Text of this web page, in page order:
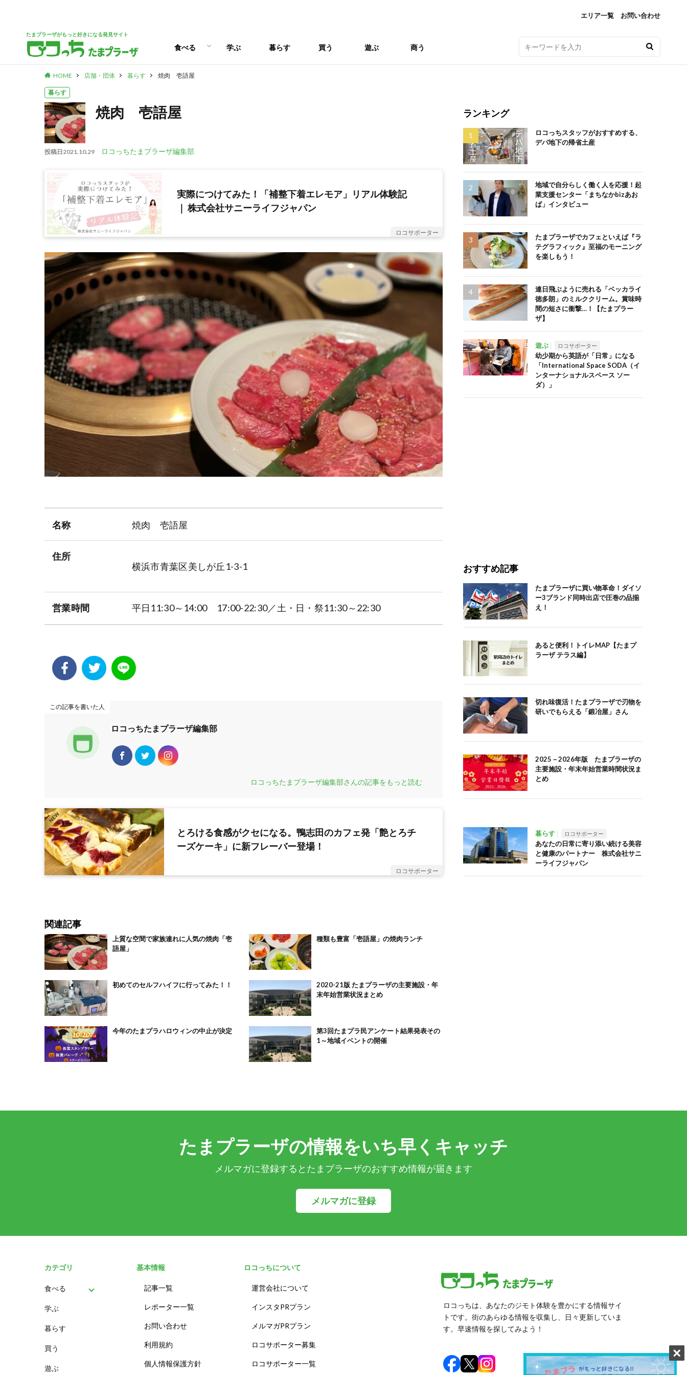
エリア一覧 お問い合わせ
たまプラーザがもっと好きになる発見サイト
食べる
パン
スイーツ
ランチ
カフェ
学ぶ 暮らす 買う 遊ぶ 商う
HOME 店舗・団体 暮らす 焼肉 壱語屋
暮らす
焼肉 壱語屋
投稿日2021.10.29 ロコっちたまプラーザ編集部
実際につけてみた！「補整下着エレモア」リアル体験記
｜ 株式会社サニーライフジャパン
ロコサポーター
名称 焼肉 壱語屋
住所
横浜市青葉区美しが丘1-3-1
営業時間 平日11:30～14:00 17:00-22:30／土・日・祭11:30～22:30
この記事を書いた人
ロコっちたまプラーザ編集部
ロコっちたまプラーザ編集部さんの記事をもっと読む
とろける食感がクセになる。鴨志田のカフェ発「艶とろチ
ーズケーキ」に新フレーバー登場！
ロコサポーター
関連記事
上質な空間で家族連れに人気の焼肉「壱
語屋」
種類も豊富「壱語屋」の焼肉ランチ
初めてのセルフハイフに行ってみた！！
2020-21版 たまプラーザの主要施設・年
末年始営業状況まとめ
今年のたまプラハロウィンの中止が決定
第3回たまプラ民アンケート結果発表その
1～地域イベントの開催
ランキング
ロコっちスタッフがおすすめする、
デパ地下の帰省土産
地域で自分らしく働く人を応援！起
業支援センター「まちなかbizあお
ば」インタビュー
たまプラーザでカフェといえば『ラ
テグラフィック』至福のモーニング
を楽しもう！
連日飛ぶように売れる「ベッカライ
徳多朗」のミルククリーム。賞味時
間の短さに衝撃…！【たまプラー
ザ】
遊ぶ ロコサポーター
幼少期から英語が「日常」になる
「International Space SODA（イ
ンターナショナルスペース ソー
ダ）」
おすすめ記事
たまプラーザに買い物革命！ダイソ
ー3ブランド同時出店で圧巻の品揃
え！
あると便利！トイレMAP【たまプ
ラーザ テラス編】
切れ味復活！たまプラーザで刃物を
研いでもらえる「鍛冶屋」さん
2025－2026年版 たまプラーザの
主要施設・年末年始営業時間状況ま
とめ
暮らす ロコサポーター
あなたの日常に寄り添い続ける美容
と健康のパートナー 株式会社サニ
ーライフジャパン
たまプラーザの情報をいち早くキャッチ
メルマガに登録するとたまプラーザのおすすめ情報が届きます
メルマガに登録
カテゴリ
食べる
パン
スイーツ
学ぶ
暮らす
買う
遊ぶ
基本情報
記事一覧
レポーター一覧
お問い合わせ
利用規約
個人情報保護方針
ロコっちについて
運営会社について
インスタPRプラン
メルマガPRプラン
ロコサポーター募集
ロコサポーター一覧
ロコっちは、あなたのジモト体験を豊かにする情報サイ
トです。街のあらゆる情報を収集し、日々更新していま
す。早速情報を探してみよう！